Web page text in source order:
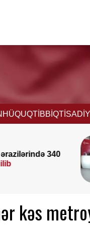
HÜQUQTİBB
təyinat alan
DOSYESİ
kəs